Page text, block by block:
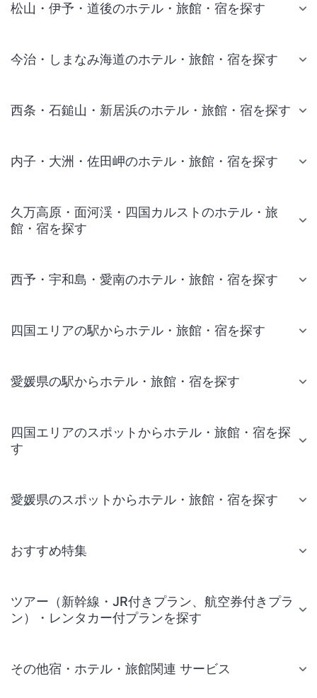
松山・伊予・道後のホテル・旅館・宿を探す
今治・しまなみ海道のホテル・旅館・宿を探す
西条・石鎚山・新居浜のホテル・旅館・宿を探す
内子・大洲・佐田岬のホテル・旅館・宿を探す
久万高原・面河渓・四国カルストのホテル・旅
館・宿を探す
西予・宇和島・愛南のホテル・旅館・宿を探す
四国エリアの駅からホテル・旅館・宿を探す
愛媛県の駅からホテル・旅館・宿を探す
四国エリアのスポットからホテル・旅館・宿を探
す
愛媛県のスポットからホテル・旅館・宿を探す
おすすめ特集
ツアー（新幹線・JR付きプラン、航空券付きプラ
ン）・レンタカー付プランを探す
その他宿・ホテル・旅館関連 サービス